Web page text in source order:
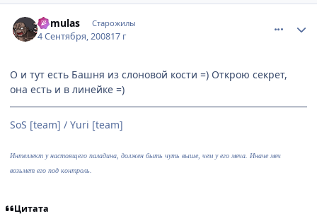
Romulas Старожилы
4 Сентября, 200817 г
О и тут есть Башня из слоновой кости =) Открою секрет,
она есть и в линейке =)
SoS [team] / Yuri [team]
Интеллект у настоящего паладина, должен быть чуть выше, чем у его меча. Иначе меч
возьмет его под контроль.
Цитата